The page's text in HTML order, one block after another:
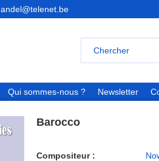
andel@telenet.be
Qui sommes-nous ? Newsletter
Barocco
Compositeur :